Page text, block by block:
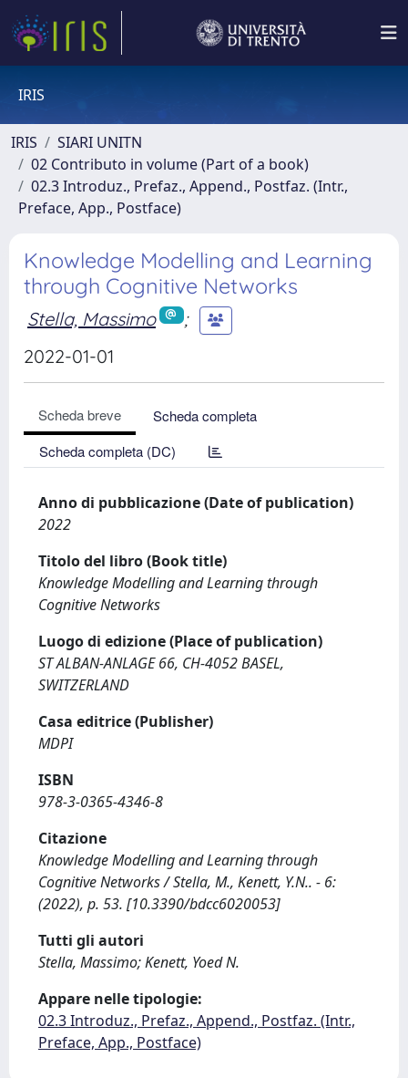
IRIS
IRIS
SIARI UNITN
02 Contributo in volume (Part of a book)
02.3 Introduz., Prefaz., Append., Postfaz. (Intr.,
Preface, App., Postface)
Knowledge Modelling and Learning
through Cognitive Networks
Stella, Massimo
;
2022-01-01
Scheda breve
Scheda completa
Scheda completa (DC)
Anno di pubblicazione (Date of publication)
2022
Titolo del libro (Book title)
Knowledge Modelling and Learning through
Cognitive Networks
Luogo di edizione (Place of publication)
ST ALBAN-ANLAGE 66, CH-4052 BASEL,
SWITZERLAND
Casa editrice (Publisher)
MDPI
ISBN
978-3-0365-4346-8
Citazione
Knowledge Modelling and Learning through
Cognitive Networks / Stella, M., Kenett, Y.N.. - 6:
(2022), p. 53. [10.3390/bdcc6020053]
Tutti gli autori
Stella, Massimo; Kenett, Yoed N.
Appare nelle tipologie:
02.3 Introduz., Prefaz., Append., Postfaz. (Intr.,
Preface, App., Postface)